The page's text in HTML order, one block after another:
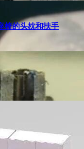
椅的头枕和扶手